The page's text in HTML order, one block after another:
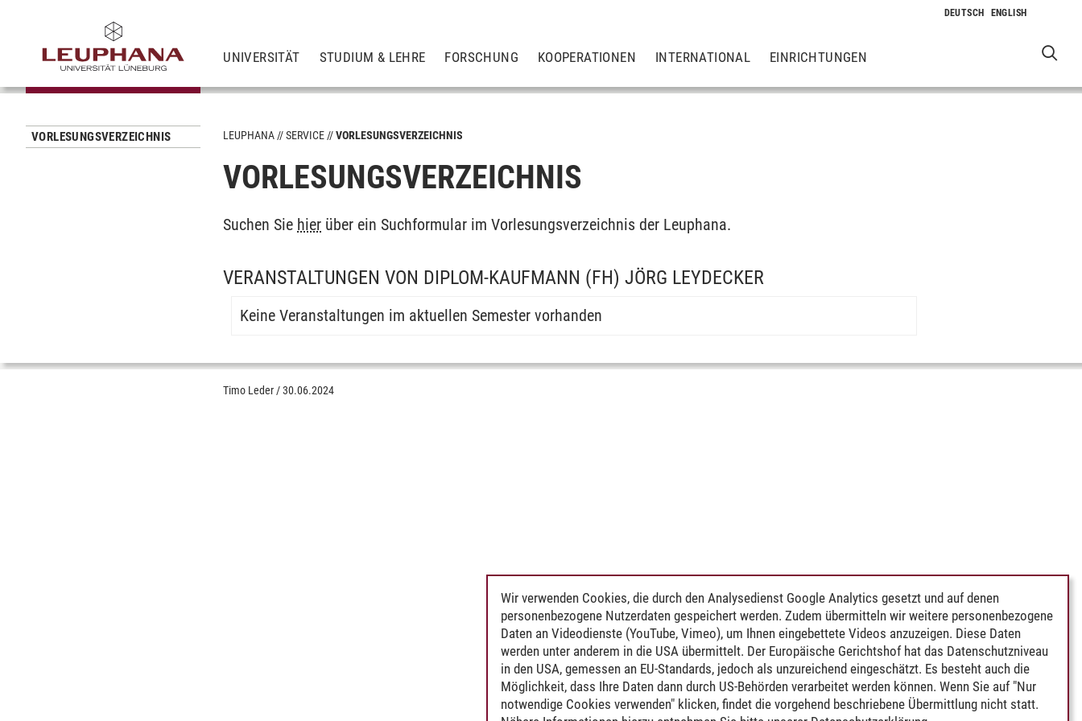
UNIVERSITÄT STUDIUM & LEHRE FORSCHUNG KOOPERATIONEN INTERNATIONAL EINRICHTUNGEN
VORLESUNGSVERZEICHNIS LEUPHANA SERVICE VORLESUNGSVERZEICHNIS
VORLESUNGSVERZEICHNIS
Suchen Sie hier über ein Suchformular im Vorlesungsverzeichnis der Leuphana.
VERANSTALTUNGEN VON DIPLOM-KAUFMANN (FH) JÖRG LEYDECKER
Keine Veranstaltungen im aktuellen Semester vorhanden
Timo Leder /30.06.2024
Wir verwenden Cookies, die durch den Analysedienst Google Analytics gesetzt und auf denen
personenbezogene Nutzerdaten gespeichert werden. Zudem übermitteln wir weitere personenbezogene
Daten an Videodienste (YouTube, Vimeo), um Ihnen eingebettete Videos anzuzeigen. Diese Daten
werden unter anderem in die USA übermittelt. Der Europäische Gerichtshof hat das Datenschutzniveau
in den USA, gemessen an EU-Standards, jedoch als unzureichend eingeschätzt. Es besteht auch die
Möglichkeit, dass Ihre Daten dann durch US-Behörden verarbeitet werden können. Wenn Sie auf "Nur
notwendige Cookies verwenden" klicken, findet die vorgehend beschriebene Übermittlung nicht statt.